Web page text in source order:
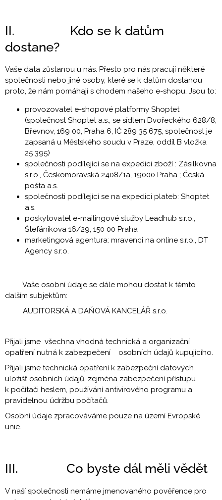
II. Kdo se k datům
dostane?
Vaše data zůstanou u nás. Přesto pro nás pracují některé
společnosti nebo jiné osoby, které se k datům dostanou
proto, že nám pomáhají s chodem našeho e-shopu. Jsou to:
provozovatel e-shopové platformy Shoptet
(společnost Shoptet a.s., se sídlem Dvořeckého 628/8,
Břevnov, 169 00, Praha 6, IČ 289 35 675, společnost je
zapsaná u Městského soudu v Praze, oddíl B vložka
25 395)
společnosti podílející se na expedici zboží : Zásilkovna
s.r.o., Českomoravská 2408/1a, 19000 Praha ; Česká
pošta a.s.
společnosti podílející se na expedici plateb: Shoptet
a.s.
poskytovatel e-mailingové služby Leadhub s.r.o.,
Štefánikova 16/29, 150 00 Praha
marketingová agentura: mravenci na online s.r.o., DT
Agency s.r.o.
Vaše osobní údaje se dále mohou dostat k těmto
dalším subjektům:
AUDITORSKÁ A DAŇOVÁ KANCELÁŘ s.r.o.
Přijali jsme všechna vhodná technická a organizační
opatření nutná k zabezpečení osobních údajů kupujícího.
Přijali jsme technická opatření k zabezpeční datových
uložišť osobních údajů, zejména zabezpečení přístupu
k počítači heslem, používání antivirového programu a
pravidelnou údržbu počítačů.
Osobní údaje zpracováváme pouze na území Evropské
unie.
III. Co byste dál měli vědět
V naší společnosti nemáme jmenovaného pověřence pro